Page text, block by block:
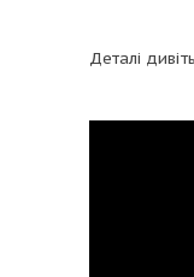
Деталі